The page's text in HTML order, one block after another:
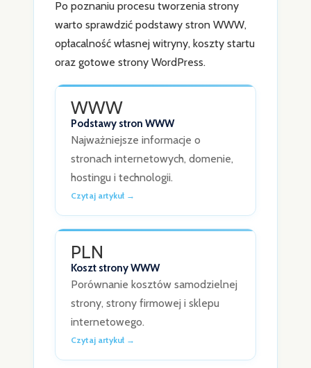
Po poznaniu procesu tworzenia strony
warto sprawdzić podstawy stron WWW,
opłacalność własnej witryny, koszty startu
oraz gotowe strony WordPress.
WWW
Podstawy stron WWW
Najważniejsze informacje o
stronach internetowych, domenie,
hostingu i technologii.
Czytaj artykuł →
PLN
Koszt strony WWW
Porównanie kosztów samodzielnej
strony, strony firmowej i sklepu
internetowego.
Czytaj artykuł →